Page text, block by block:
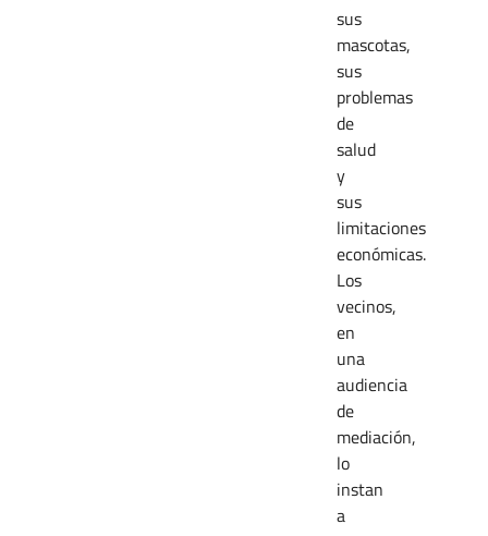
sus
mascotas,
sus
problemas
de
salud
y
sus
limitaciones
económicas.
Los
vecinos,
en
una
audiencia
de
mediación,
lo
instan
a